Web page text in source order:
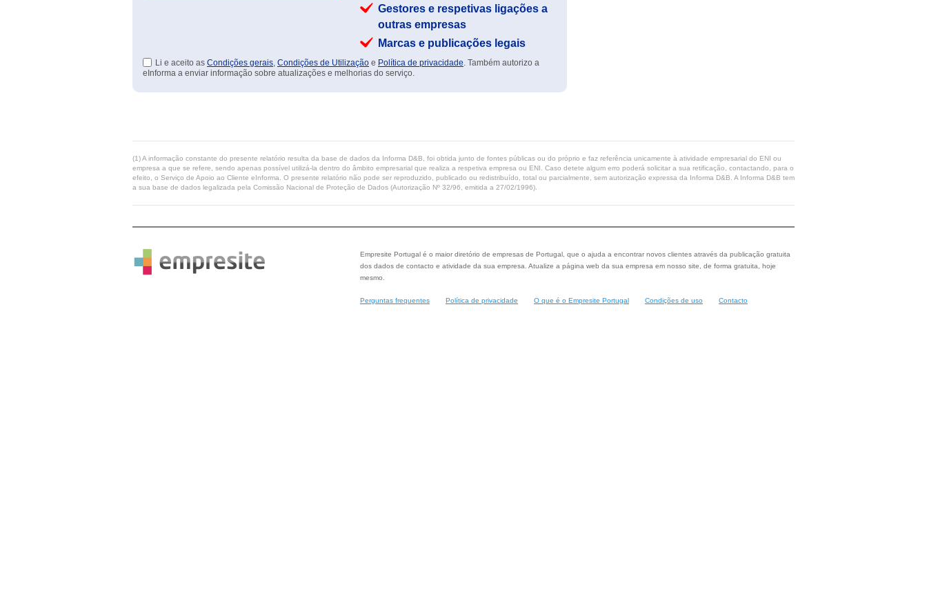
Gestores e respetivas ligações a
outras empresas
Marcas e publicações legais
Li e aceito as Condições gerais, Condições de Utilização e Política de privacidade. Também autorizo a
eInforma a enviar informação sobre atualizações e melhorias do serviço.
(1) A informação constante do presente relatório resulta da base de dados da Informa D&B, foi obtida junto de fontes públicas ou do próprio e faz referência unicamente à atividade empresarial do ENI ou
empresa a que se refere, sendo apenas possível utilizá-la dentro do âmbito empresarial que realiza a respetiva empresa ou ENI. Caso detete algum erro poderá solicitar a sua retificação, contactando, para o
efeito, o Serviço de Apoio ao Cliente eInforma. O presente relatório não pode ser reproduzido, publicado ou redistribuído, total ou parcialmente, sem autorização expressa da Informa D&B. A Informa D&B tem
a sua base de dados legalizada pela Comissão Nacional de Proteção de Dados (Autorização Nº 32/96, emitida a 27/02/1996).
Empresite Portugal é o maior diretório de empresas de Portugal, que o ajuda a encontrar novos clientes através da publicação gratuita
dos dados de contacto e atividade da sua empresa. Atualize a página web da sua empresa em nosso site, de forma gratuita, hoje
mesmo.
Perguntas frequentes Política de privacidade O que é o Empresite Portugal Condições de uso Contacto